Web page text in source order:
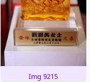
Img 9215